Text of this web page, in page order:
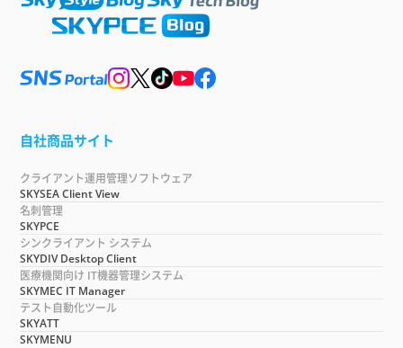
自社商品サイト
クライアント運用管理ソフトウェア
SKYSEA Client View
名刺管理
SKYPCE
シンクライアント システム
SKYDIV Desktop Client
医療機関向け IT機器管理システム
SKYMEC IT Manager
テスト自動化ツール
SKYATT
SKYMENU